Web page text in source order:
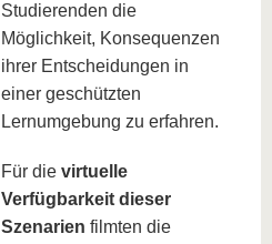
Studierenden die
Möglichkeit, Konsequenzen
ihrer Entscheidungen in
einer geschützten
Lernumgebung zu erfahren.
Für die virtuelle
Verfügbarkeit dieser
Szenarien filmten die